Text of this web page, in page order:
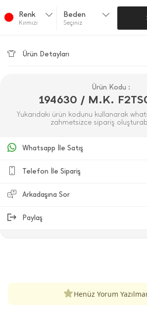
Renk
Kırmızı
Beden
Seçiniz
Ürün Detayları
Ürün Kodu :
194630 / M.K.
Yukarıdaki ürün kodunu kullanarak
zahmetsizce sipariş
Whatsapp İle Satış
Telefon İle Sipariş
Arkadaşına Sor
Paylaş
Henüz Yorum